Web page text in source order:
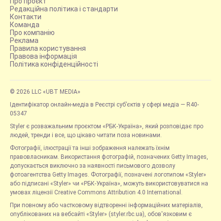
Редакційна політика і стандарти
Контакти
Команда
Про компанію
Реклама
Правила користування
Правова інформація
Політика конфіденційності
© 2026 LLC «UBT MEDIA»
Ідентифікатор онлайн-медіа в Реєстрі суб’єктів у сфері медіа — R40-
05347
Styler є розважальним проєктом «РБК-Україна», який розповідає про
людей, тренди і все, що цікаво читати поза новинами.
Фотографії, ілюстрації та інші зображення належать їхнім
правовласникам. Використання фотографій, позначених Getty Images,
допускається виключно за наявності письмового дозволу
фотоагентства Getty Images. Фотографії, позначені логотипом «Styler»
або підписані «Styler» чи «РБК-Україна», можуть використовуватися на
умовах ліцензії Creative Commons Attribution 4.0 International.
При повному або частковому відтворенні інформаційних матеріалів,
опублікованих на вебсайті «Styler» (styler.rbc.ua), обов'язковим є